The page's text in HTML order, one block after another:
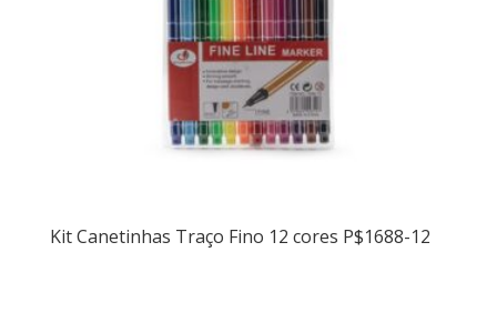
Kit Canetinhas Traço Fino 12 cores P$1688-12